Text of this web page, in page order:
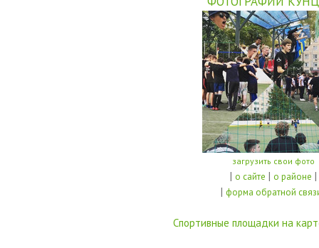
загрузить свои фото
| о сайте | о районе |
| форма обратной
Спортивные площадки на